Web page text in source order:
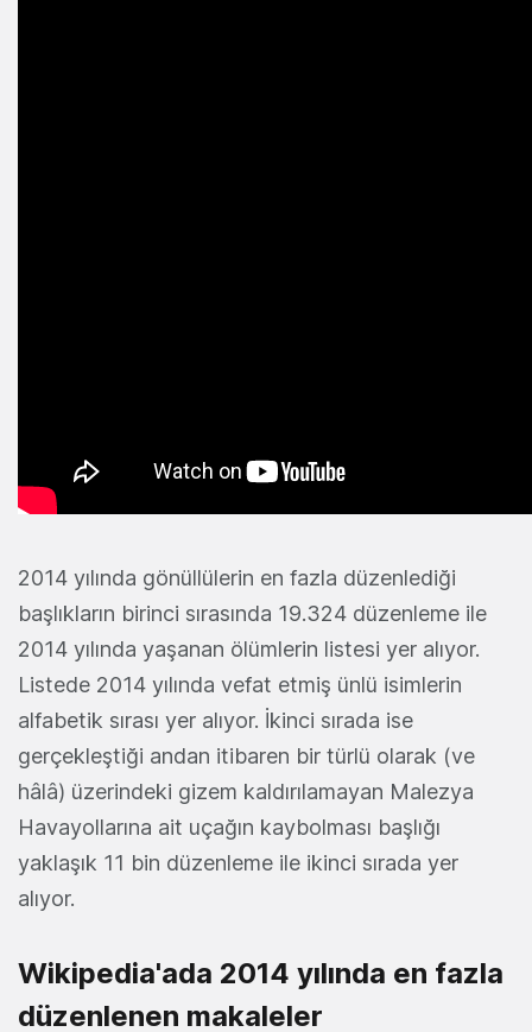
2014 yılında gönüllülerin en fazla düzenlediği
başlıkların birinci sırasında 19.324 düzenleme ile
2014 yılında yaşanan ölümlerin listesi yer alıyor.
Listede 2014 yılında vefat etmiş ünlü isimlerin
alfabetik sırası yer alıyor. İkinci sırada ise
gerçekleştiği andan itibaren bir türlü olarak (ve
hâlâ) üzerindeki gizem kaldırılamayan Malezya
Havayollarına ait uçağın kaybolması başlığı
yaklaşık 11 bin düzenleme ile ikinci sırada yer
alıyor.
Wikipedia'ada 2014 yılında en fazla
düzenlenen makaleler